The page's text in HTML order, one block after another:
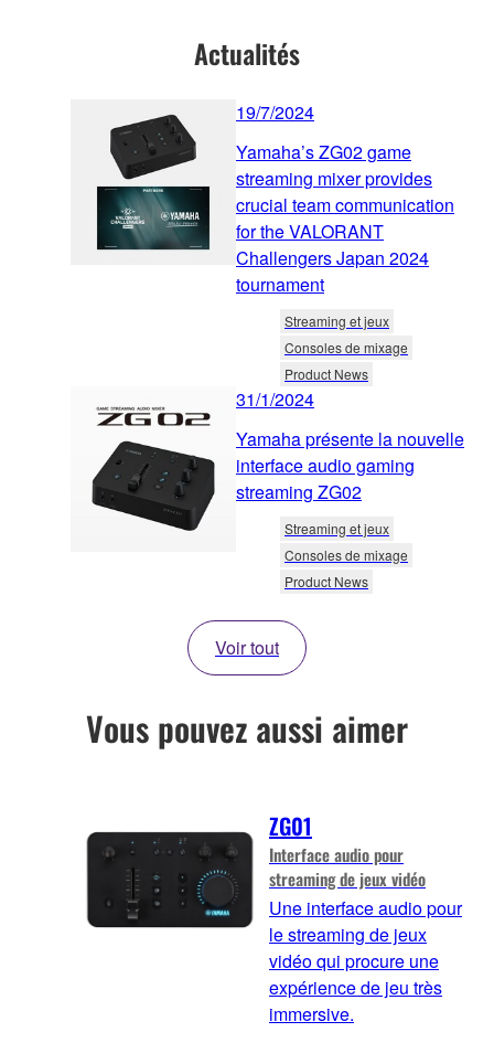
Actualités
19/7/2024
Yamaha’s ZG02 game
streaming mixer provides
crucial team communication
for the VALORANT
Challengers Japan 2024
tournament
Streaming et jeux
Consoles de mixage
Product News
31/1/2024
Yamaha présente la nouvelle
interface audio gaming
streaming ZG02
Streaming et jeux
Consoles de mixage
Product News
Voir tout
Vous pouvez aussi aimer
ZG01
Interface audio pour
streaming de jeux vidéo
Une interface audio pour
le streaming de jeux
vidéo qui procure une
expérience de jeu très
immersive.